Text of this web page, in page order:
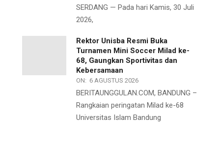
SERDANG — Pada hari Kamis, 30 Juli
2026,
Rektor Unisba Resmi Buka
Turnamen Mini Soccer Milad ke-
68, Gaungkan Sportivitas dan
Kebersamaan
ON: 6 AGUSTUS 2026
BERITAUNGGULAN.COM, BANDUNG –
Rangkaian peringatan Milad ke-68
Universitas Islam Bandung